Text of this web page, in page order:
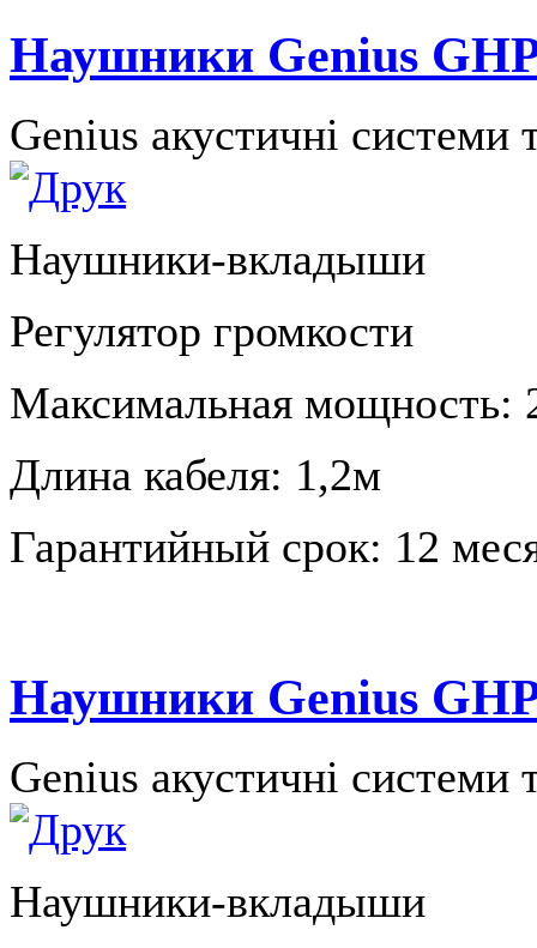
Наушники Genius
Genius акустичні системи
Наушники-вкладыши
Регулятор громкости
Максимальная мощность:
Длина кабеля: 1,2м
Гарантийный срок: 12
Наушники Genius
Genius акустичні системи
Наушники-вкладыши